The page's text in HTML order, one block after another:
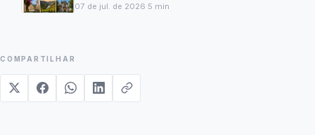
07 de jul. de 2026 5 min
COMPARTILHAR